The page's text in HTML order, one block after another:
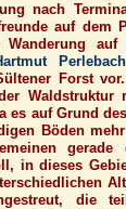
nach
auf dem
Perlebach
Forst
Waldstruktur
es auf Grund
Böden
gerade
in dieses
die